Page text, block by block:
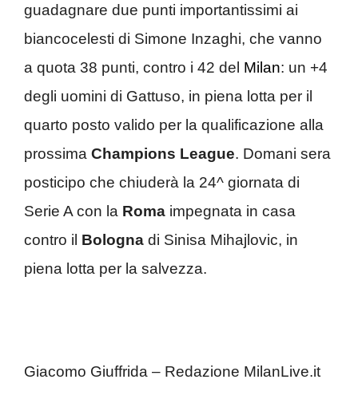
guadagnare due punti importantissimi ai
biancocelesti di Simone Inzaghi, che vanno
a quota 38 punti, contro i 42 del Milan: un +4
degli uomini di Gattuso, in piena lotta per il
quarto posto valido per la qualificazione alla
prossima Champions League. Domani sera
posticipo che chiuderà la 24^ giornata di
Serie A con la Roma impegnata in casa
contro il Bologna di Sinisa Mihajlovic, in
piena lotta per la salvezza.
Giacomo Giuffrida – Redazione MilanLive.it